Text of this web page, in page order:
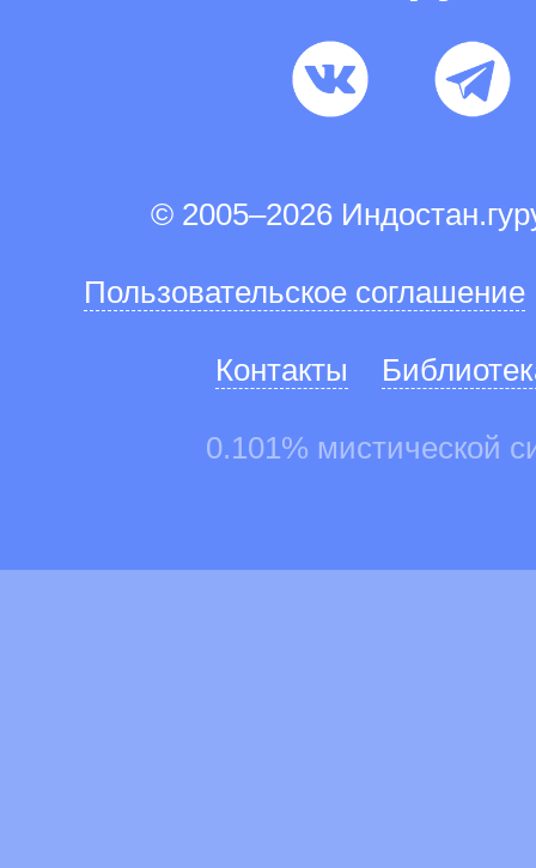
© 2005–2026
Пользовательское соглашение
Контакты
0.101% мистической